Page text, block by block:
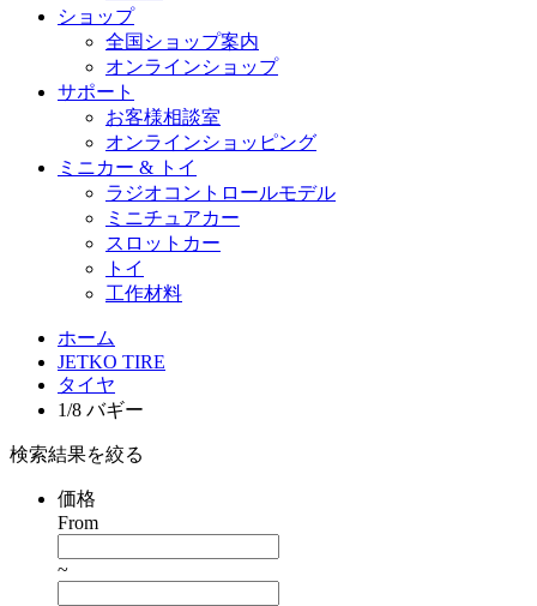
ショップ
全国ショップ案内
オンラインショップ
サポート
お客様相談室
オンラインショッピング
ミニカー & トイ
ラジオコントロールモデル
ミニチュアカー
スロットカー
トイ
工作材料
ホーム
JETKO TIRE
タイヤ
1/8 バギー
検索結果を絞る
価格
From
~